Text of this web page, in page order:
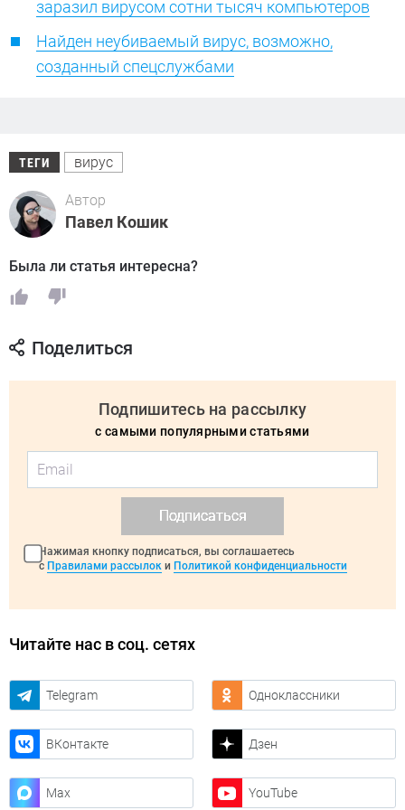
заразил вирусом сотни тысяч компьютеров
Найден неубиваемый вирус, возможно,
созданный спецслужбами
ТЕГИ вирус
Автор
Павел Кошик
Была ли статья интересна?
Поделиться
Подпишитесь на рассылку
с самыми популярными статьями
Подписаться
Нажимая кнопку подписаться, вы соглашаетесь
с Правилами рассылок и Политикой конфиденциальности
Читайте нас в соц. сетях
Telegram Одноклассники
ВКонтакте Дзен
Max YouTube